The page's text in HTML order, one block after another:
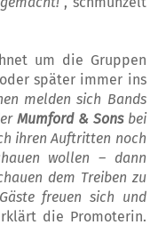
um die Gruppen
später immer ins
melden sich Bands
Mumford & Sonsbei
ihren Auftritten noch
wollen – dann
dem Treiben zu
freuen sich und
die Promoterin.